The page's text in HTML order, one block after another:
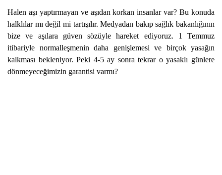
Halen aşı yaptırmayan ve aşıdan korkan insanlar var? Bu konuda
halklılar mı değil mi tartışılır. Medyadan bakıp sağlık bakanlığının
bize ve aşılara güven sözüyle hareket ediyoruz. 1 Temmuz
itibariyle normalleşmenin daha genişlemesi ve birçok yasağın
kalkması bekleniyor. Peki 4-5 ay sonra tekrar o yasaklı günlere
dönmeyeceğimizin garantisi varmı?